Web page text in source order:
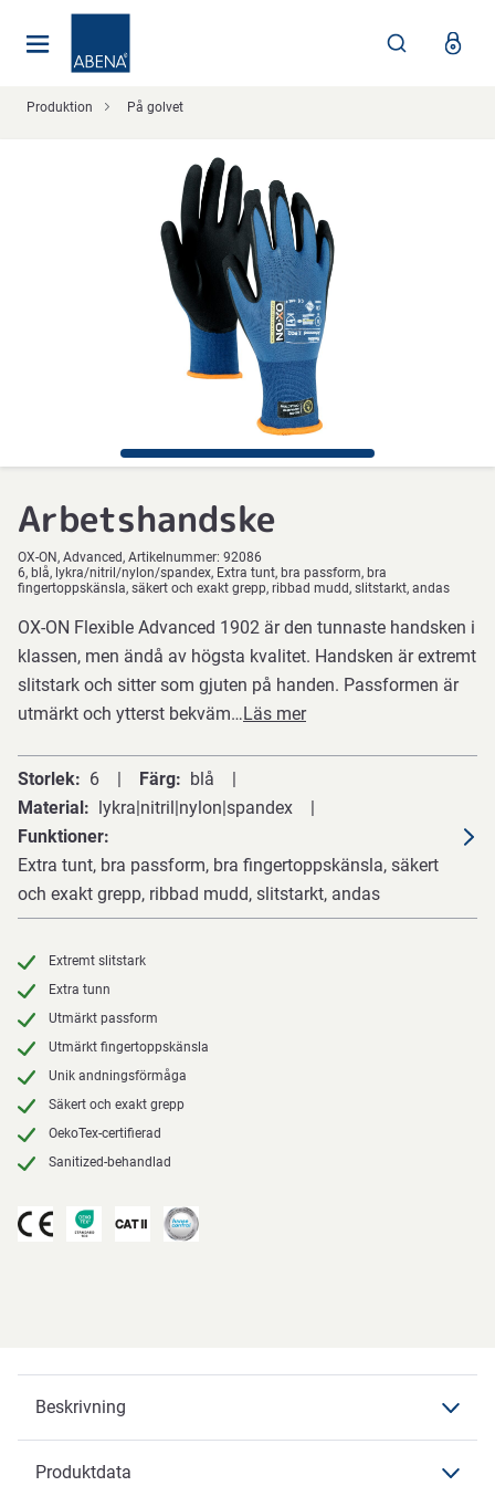
Produktion På golvet
Arbetshandske
OX-ON Advanced Artikelnummer: 92086
6, blå, lykra/nitril/nylon/spandex, Extra tunt, bra passform, bra
fingertoppskänsla, säkert och exakt grepp, ribbad mudd, slitstarkt, andas
OX-ON Flexible Advanced 1902 är den tunnaste handsken i
klassen, men ändå av högsta kvalitet. Handsken är extremt
slitstark och sitter som gjuten på handen. Passformen är
utmärkt och ytterst bekväm…Läs mer
Storlek 6 Färg
blå
Material
lykra|nitril|nylon|spandex
Funktioner
Extra tunt, bra passform, bra fingertoppskänsla, säkert
och exakt grepp, ribbad mudd, slitstarkt, andas
Extremt slitstark
Extra tunn
Utmärkt passform
Utmärkt fingertoppskänsla
Unik andningsförmåga
Säkert och exakt grepp
OekoTex-certifierad
Sanitized-behandlad
Beskrivning
Produktdata